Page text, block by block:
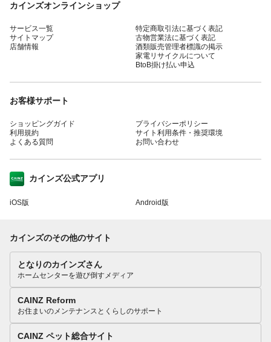
カインズオンラインショップ
サービス一覧
サイトマップ
店舗情報
特定商取引法に基づく表記
古物営業法に基づく表記
酒類販売管理者標識の掲示
家電リサイクルについて
BtoB掛け払い申込
お客様サポート
ショッピングガイド
利用規約
よくある質問
プライバシーポリシー
サイト利用条件・推奨環境
お問い合わせ
カインズ公式アプリ
iOS版 Android版
カインズのその他のサイト
となりのカインズさん
ホームセンターを遊び倒すメディア
CAINZ Reform
お住まいのメンテナンスとくらしのサポート
CAINZ ペット総合サイト